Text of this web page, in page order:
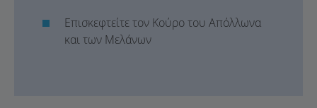
Επισκεφτείτε τον Κούρο του Απόλλωνα
και των Μελάνων